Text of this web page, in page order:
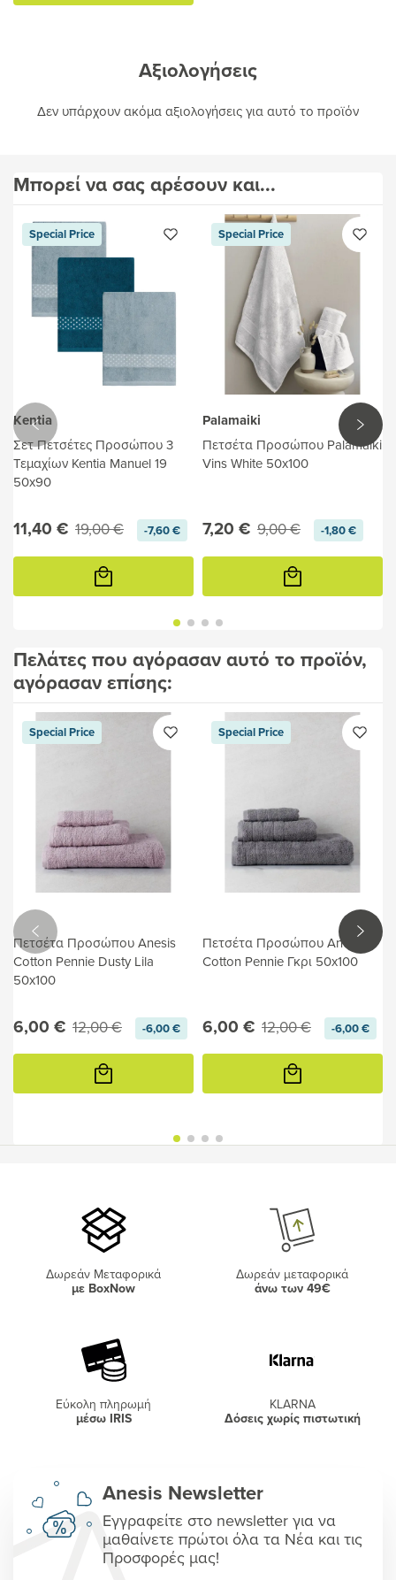
καλάθι
Αξιολογήσεις
Δεν υπάρχουν ακόμα αξιολογήσεις για αυτό το προϊόν
Μπορεί να σας αρέσουν και...
Special Price
Kentia
Σετ Πετσέτες Προσώπου 3
Τεμαχίων Kentia Manuel 19
50x90
11,40 € 19,00 € -7,60 €
Προσθήκη
καλάθι
Special Price
Palamaiki
Πετσέτα Προσώπου Palamaiki
Vins White 50x100
7,20 € 9,00 € -1,80 €
Προσθήκη
καλάθι
Πελάτες που αγόρασαν αυτό το προϊόν,
αγόρασαν επίσης:
Special Price
Πετσέτα Προσώπου Anesis
Cotton Pennie Dusty Lila
50x100
6,00 € 12,00 € -6,00 €
Προσθήκη
καλάθι
Special Price
Πετσέτα Προσώπου Anesis
Cotton Pennie Γκρι 50x100
6,00 € 12,00 € -6,00 €
Προσθήκη
καλάθι
Δωρεάν Μεταφορικά
με BoxNow
Δωρεάν μεταφορικά
άνω των 49€
Εύκολη πληρωμή
μέσω IRIS
KLARNA
Δόσεις χωρίς πιστωτική
Anesis Newsletter
Εγγραφείτε στο newsletter για να
μαθαίνετε πρώτοι όλα τα Νέα και τις
Προσφορές μας!